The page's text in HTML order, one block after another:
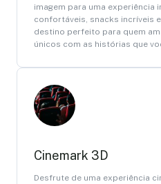
imagem para uma experiência
confortáveis, snacks incríveis
destino perfeito para quem
únicos com as histórias que
Cinemark 3D
Desfrute de uma experiência